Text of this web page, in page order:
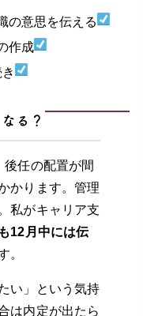
の意思を伝える
作成
る？
任の配置が間
かります。管理
私がキャリア支
12月中には伝
。
い」という気持
は内定が出たら